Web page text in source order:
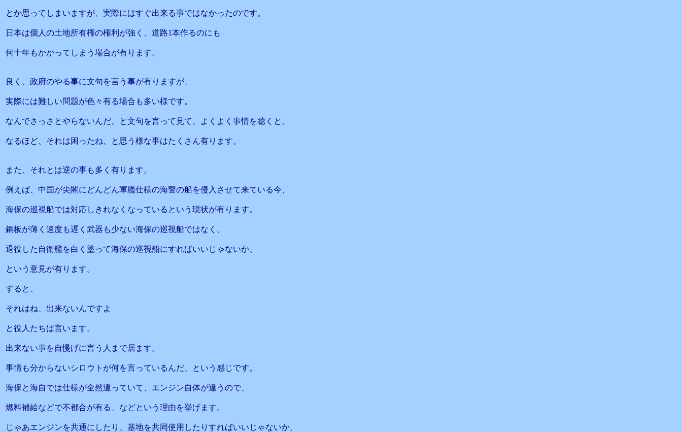
とか思ってしまいますが、実際にはすぐ出来る事ではなかったのです。
日本は個人の土地所有権の権利が強く、道路1本作るのにも
何十年もかかってしまう場合が有ります。
良く、政府のやる事に文句を言う事が有りますが、
実際には難しい問題が色々有る場合も多い様です。
なんでさっさとやらないんだ、と文句を言って見て、よくよく事情を聴くと、
なるほど、それは困ったね、と思う様な事はたくさん有ります。
また、それとは逆の事も多く有ります。
例えば、中国が尖閣にどんどん軍艦仕様の海警の船を侵入させて来ている今、
海保の巡視船では対応しきれなくなっているという現状が有ります。
鋼板が薄く速度も遅く武器も少ない海保の巡視船ではなく、
退役した自衛艦を白く塗って海保の巡視船にすればいいじゃないか、
という意見が有ります。
すると、
それはね、出来ないんですよ
と役人たちは言います。
出来ない事を自慢げに言う人まで居ます。
事情も分からないシロウトが何を言っているんだ、という感じです。
海保と海自では仕様が全然違っていて、エンジン自体が違うので、
燃料補給などで不都合が有る、などという理由を挙げます。
じゃあエンジンを共通にしたり、基地を共同使用したりすればいいじゃないか、